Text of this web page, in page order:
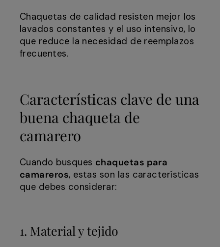
Chaquetas de calidad resisten mejor los
lavados constantes y el uso intensivo, lo
que reduce la necesidad de reemplazos
frecuentes.
Características clave de una
buena chaqueta de
camarero
Cuando busques chaquetas para
camareros, estas son las características
que debes considerar:
1. Material y tejido